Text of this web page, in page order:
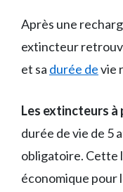
Après une
extincteur
et sa durée devie
Les extincteurs à
durée de vie de 5
obligatoire. Cette
économique pour